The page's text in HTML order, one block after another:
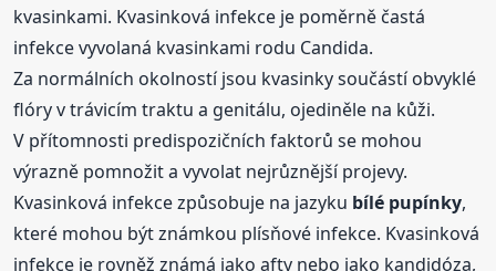
kvasinkami. Kvasinková infekce je poměrně častá
infekce vyvolaná kvasinkami rodu Candida.
Za normálních okolností jsou kvasinky součástí obvyklé
flóry v trávicím traktu a genitálu, ojediněle na kůži.
V přítomnosti predispozičních faktorů se mohou
výrazně pomnožit a vyvolat nejrůznější projevy.
Kvasinková infekce způsobuje na jazyku bílé pupínky,
které mohou být známkou plísňové infekce. Kvasinková
infekce je rovněž známá jako afty nebo jako kandidóza,